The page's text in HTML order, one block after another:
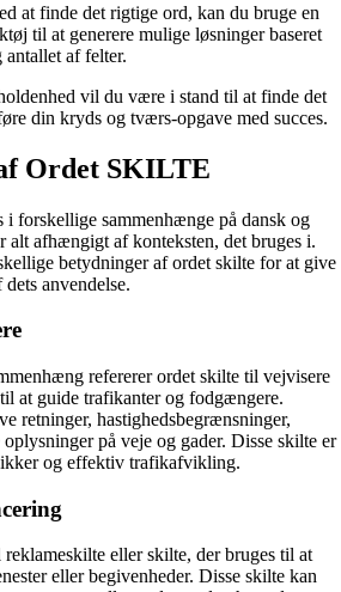
at finde det rigtige ord, kan du bruge en
til at generere mulige løsninger baseret
antallet af felter.
vil du være i stand til at finde det
din kryds og tværs-opgave med succes.
Ordet SKILTE
i forskellige sammenhænge på dansk og
alt afhængigt af konteksten, det bruges i.
betydninger af ordet skilte for at give
anvendelse.
refererer ordet skilte til vejvisere
at guide trafikanter og fodgængere.
retninger, hastighedsbegrænsninger,
på veje og gader. Disse skilte er
og effektiv trafikafvikling.
eller skilte, der bruges til at
eller begivenheder. Disse skilte kan